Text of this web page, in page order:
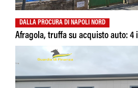
DALLA PROCURA DI NAPOLI NORD
Afragola, truffa su acquisto auto: 4